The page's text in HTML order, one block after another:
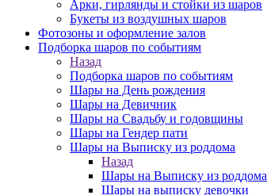
Арки, гирлянды и стойки из шаров
Букеты из воздушных шаров
Фотозоны и оформление залов
Подборка шаров по событиям
Назад
Подборка шаров по событиям
Шары на День рождения
Шары на Девичник
Шары на Свадьбу и годовщины
Шары на Гендер пати
Шары на Выписку из роддома
Назад
Шары на Выписку из роддома
Шары на выписку девочки